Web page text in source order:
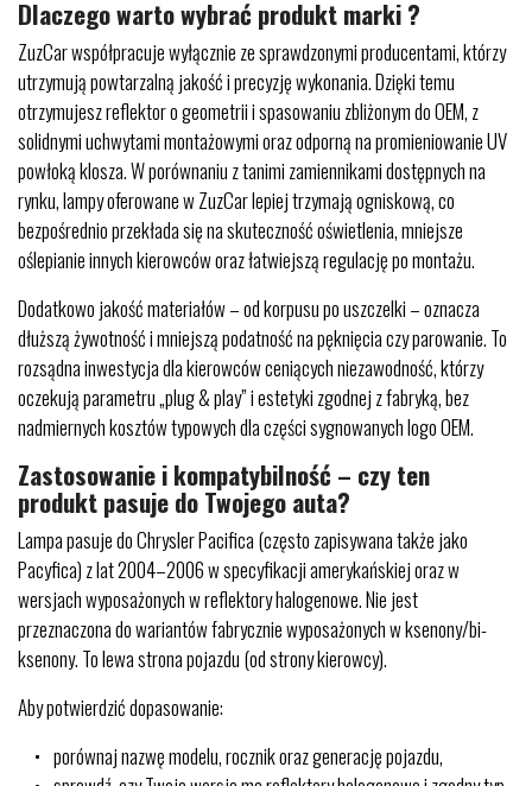
Dlaczego warto wybrać produkt marki ?
ZuzCar współpracuje wyłącznie ze sprawdzonymi producentami, którzy
utrzymują powtarzalną jakość i precyzję wykonania. Dzięki temu
otrzymujesz reflektor o geometrii i spasowaniu zbliżonym do OEM, z
solidnymi uchwytami montażowymi oraz odporną na promieniowanie UV
powłoką klosza. W porównaniu z tanimi zamiennikami dostępnych na
rynku, lampy oferowane w ZuzCar lepiej trzymają ogniskową, co
bezpośrednio przekłada się na skuteczność oświetlenia, mniejsze
oślepianie innych kierowców oraz łatwiejszą regulację po montażu.
Dodatkowo jakość materiałów – od korpusu po uszczelki – oznacza
dłuższą żywotność i mniejszą podatność na pęknięcia czy parowanie. To
rozsądna inwestycja dla kierowców ceniących niezawodność, którzy
oczekują parametru „plug & play” i estetyki zgodnej z fabryką, bez
nadmiernych kosztów typowych dla części sygnowanych logo OEM.
Zastosowanie i kompatybilność – czy ten
produkt pasuje do Twojego auta?
Lampa pasuje do Chrysler Pacifica (często zapisywana także jako
Pacyfica) z lat 2004–2006 w specyfikacji amerykańskiej oraz w
wersjach wyposażonych w reflektory halogenowe. Nie jest
przeznaczona do wariantów fabrycznie wyposażonych w ksenony/bi-
ksenony. To lewa strona pojazdu (od strony kierowcy).
Aby potwierdzić dopasowanie:
porównaj nazwę modelu, rocznik oraz generację pojazdu,